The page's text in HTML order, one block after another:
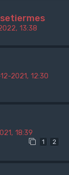
13:38
2021, 12:30
18:39
1 2